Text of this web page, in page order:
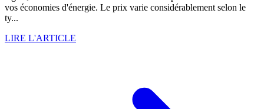
vos économies d'énergie. Le prix varie considérablement selon le
ty...
LIRE L'ARTICLE